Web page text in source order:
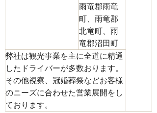
雨竜郡雨竜
町、雨竜郡
北竜町、雨
竜郡沼田町
弊社は観光事業を主に全道に精通
したドライバーが多数おります。
その他視察、冠婚葬祭などお客様
のニーズに合わせた営業展開をし
ております。